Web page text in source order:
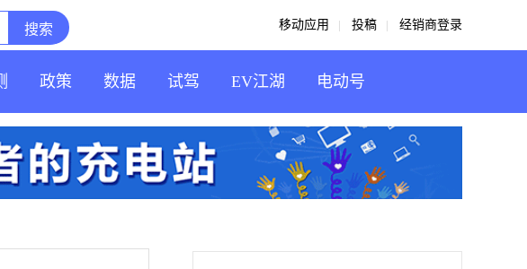
移动应用 投稿 经销商登录
政策 数据 试驾 EV江湖 电动号